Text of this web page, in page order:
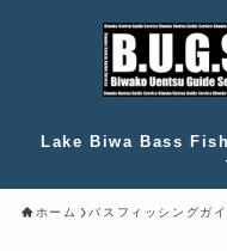
Lake Biwa Bass
ホーム バスフィッシングガ